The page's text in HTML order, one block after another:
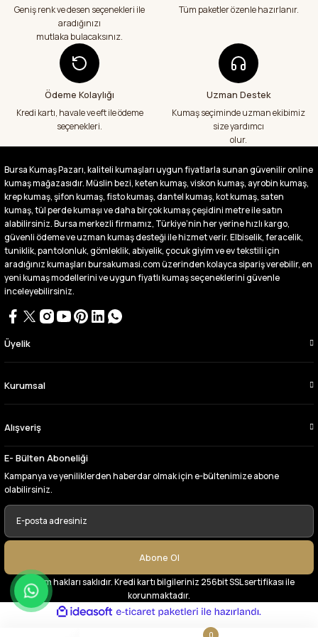
veriş yapacağım in şa Allah çünkü 4 farklı
kumaş aldım hem ölçü olarak hem
görüntü,doku olarak çok memnun kaldım
emeği geçenlere teşekkür ediyorum
A... S... | 24/07/2026
Fiyatlar uygun ve çok fazla seçenek var
büyük kolaylık emeği geçenlere teşekkür
Buradan ikinci alışverişim ikisinden de çok
memnun kaldım teşekkürler.
Büşra Singeç | 02/07/2026
Bursa kumaş pazarından defalarca kumaş
aldım videoda anlatılıp gosterildigi gibi
çıktı. bu zamana kadar sorun yaşamadım
uygun fiyatlarından ve kalitesinden dolayı
tercih ettiğim kumaşçi
D... Ç... | 27/06/2026
Çok memnun kaldım,teşekkürler
Geniş renk ve desen seçenekleri ile
aradığınızı
mutlaka bulacaksınız.
Tüm paketler özenle hazırlanır.
Ödeme Kolaylığı
Kredi kartı, havale ve eft ile ödeme
seçenekleri.
Uzman Destek
Kumaş seçiminde uzman ekibimiz
size yardımcı
olur.
Bursa Kumaş Pazarı, kaliteli kumaşları uygun fiyatlarla sunan güvenilir online
kumaş mağazasıdır. Müslin bezi, keten kumaş, viskon kumaş, ayrobin kumaş,
krep kumaş, şifon kumaş, fisto kumaş, dantel kumaş, kot kumaş, saten
kumaş, tül perde kumaşı ve daha birçok kumaş çeşidini metre ile satın
alabilirsiniz. Bursa merkezli firmamız, Türkiye’nin her yerine hızlı kargo,
güvenli ödeme ve uzman kumaş desteği ile hizmet verir. Elbiselik, feracelik,
tuniklik, pantolonluk, gömleklik, abiyelik, çocuk giyim ve ev tekstili için
aradığınız kumaşları bursakumasi.com üzerinden kolayca sipariş verebilir, en
yeni kumaş modellerini ve uygun fiyatlı kumaş seçeneklerini güvenle
inceleyebilirsiniz.
Üyelik
Kurumsal
Alışveriş
E- Bülten Aboneliği
Kampanya ve yeniliklerden haberdar olmak için e-bültenimize abone
olabilirsiniz.
Abone Ol
© Tüm hakları saklıdır. Kredi kartı bilgileriniz 256bit SSL sertifikası ile
korunmaktadır.
0
ideasoft
e-
paketleri